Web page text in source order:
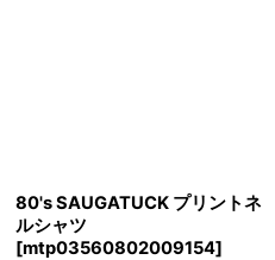
80's SAUGATUCK プリントネ
ルシャツ
[mtp03560802009154]